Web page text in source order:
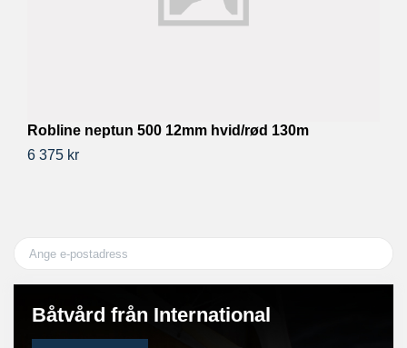
Båtvård från International
Robline neptun 500 12mm hvid/rød 130m
6 375 kr